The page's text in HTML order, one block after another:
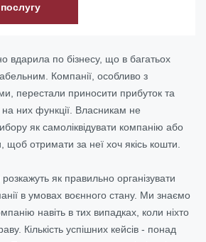
вдарила по бізнесу, що в багатьох
Компанії, особливо з
перестали приносити прибуток та
на них функції. Власникам не
як самоліквідувати компанію або
щоб отримати за неї хоч якісь кошти.
як правильно організувати
в умовах воєнного стану. Ми знаємо
навіть в тих випадках, коли ніхто
Кількість успішних кейсів - понад